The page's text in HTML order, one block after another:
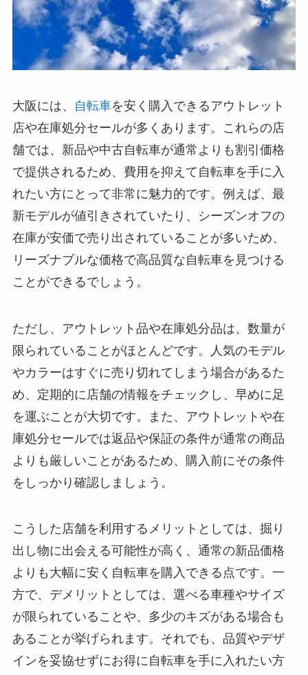
大阪には、 自転車を安く購入できるアウトレット
店や在庫処分セールが多くあります。これらの店
舗では、新品や中古自転車が通常よりも割引価格
で提供されるため、費用を抑えて自転車を手に入
れたい方にとって非常に魅力的です。例えば、最
新モデルが値引きされていたり、シーズンオフの
在庫が安価で売り出されていることが多いため、
リーズナブルな価格で高品質な自転車を見つける
ことができるでしょう。
ただし、アウトレット品や在庫処分品は、数量が
限られていることがほとんどです。人気のモデル
やカラーはすぐに売り切れてしまう場合があるた
め、定期的に店舗の情報をチェックし、早めに足
を運ぶことが大切です。また、アウトレットや在
庫処分セールでは返品や保証の条件が通常の商品
よりも厳しいことがあるため、購入前にその条件
をしっかり確認しましょう。
こうした店舗を利用するメリットとしては、掘り
出し物に出会える可能性が高く、通常の新品価格
よりも大幅に安く自転車を購入できる点です。一
方で、デメリットとしては、選べる車種やサイズ
が限られていることや、多少のキズがある場合も
あることが挙げられます。それでも、品質やデザ
インを妥協せずにお得に自転車を手に入れたい方